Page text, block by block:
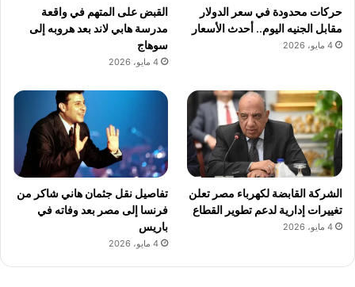
حركات محدودة في سعر الدولار
مقابل الجنيه اليوم.. أحدث الأسعار
4 مايو، 2026
القبض على المتهم في واقعة
مدرسة هابي لاند بعد هروبه إلى
سوهاج
4 مايو، 2026
الشركة القابضة لكهرباء مصر تعلن
تغييرات إدارية لدعم تطوير القطاع
4 مايو، 2026
تفاصيل نقل جثمان هاني شاكر من
فرنسا إلى مصر بعد وفاته في
باريس
4 مايو، 2026